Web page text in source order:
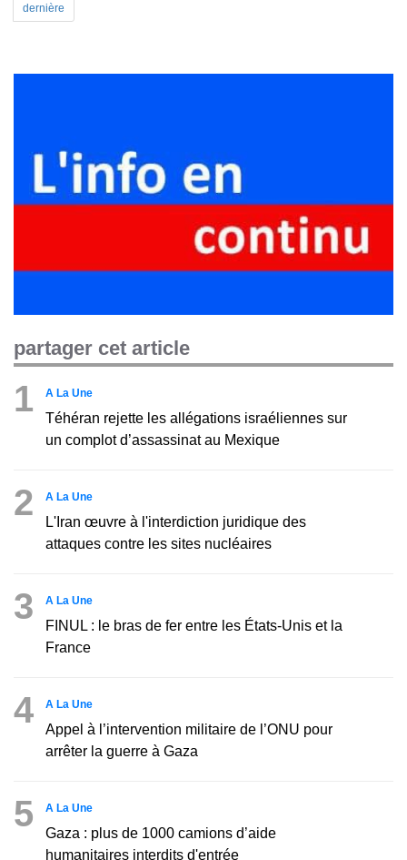
dernière
partager cet article
1 A La Une
Téhéran rejette les allégations israéliennes sur
un complot d’assassinat au Mexique
2 A La Une
L'Iran œuvre à l'interdiction juridique des
attaques contre les sites nucléaires
3 A La Une
FINUL : le bras de fer entre les États-Unis et la
France
4 A La Une
Appel à l’intervention militaire de l’ONU pour
arrêter la guerre à Gaza
5 A La Une
Gaza : plus de 1000 camions d’aide
humanitaires interdits d'entrée